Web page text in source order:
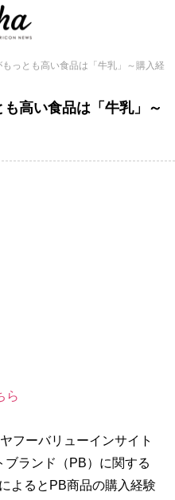
っとも高い食品は「牛乳」～購入経
高い食品は「牛乳」～
ら
フーバリューインサイト
ランド（PB）に関する
よるとPB商品の購入経験